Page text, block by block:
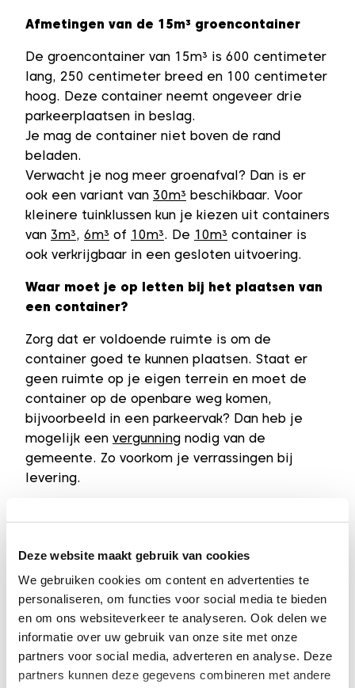
Deze website maakt gebruik van cookies
We gebruiken cookies om content en advertenties te
personaliseren, om functies voor social media te bieden
en om ons websiteverkeer te analyseren. Ook delen we
informatie over uw gebruik van onze site met onze
partners voor social media, adverteren en analyse. Deze
partners kunnen deze gegevens combineren met andere
Afmetingen van de 15m³ groencontainer
De groencontainer van 15m³ is 600 centimeter
lang, 250 centimeter breed en 100 centimeter
hoog. Deze container neemt ongeveer drie
parkeerplaatsen in beslag.
Je mag de container niet boven de rand
beladen.
Verwacht je nog meer groenafval? Dan is er
ook een variant van 30m³ beschikbaar. Voor
kleinere tuinklussen kun je kiezen uit containers
van 3m³, 6m³ of 10m³. De 10m³ container is
ook verkrijgbaar in een gesloten uitvoering.
Waar moet je op letten bij het plaatsen van
een container?
Zorg dat er voldoende ruimte is om de
container goed te kunnen plaatsen. Staat er
geen ruimte op je eigen terrein en moet de
container op de openbare weg komen,
bijvoorbeeld in een parkeervak? Dan heb je
mogelijk een vergunning nodig van de
gemeente. Zo voorkom je verrassingen bij
levering.
Bestel je op een werkdag vóór 12:00 uur, dan
kunnen wij de container meestal de volgende
werkdag al leveren op het dagdeel van jouw
keuze. De prijs is all-in, dus inclusief het
plaatsen, ophalen en verwerken van het
groenafval. Je weet dus precies waar je aan
toe bent, zonder bijkomende kosten. De